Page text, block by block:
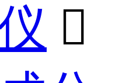
